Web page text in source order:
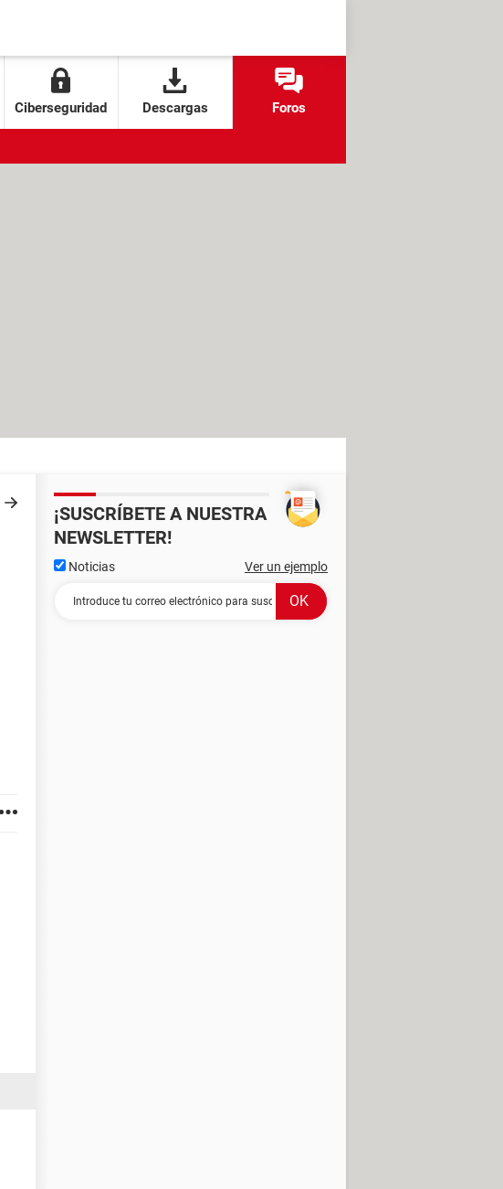
Ciberseguridad Descargas Foros
¡SUSCRÍBETE A NUESTRA
NEWSLETTER!
Noticias Ver un ejemplo